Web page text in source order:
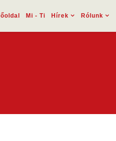
Mi - Ti Hírek Rólunk